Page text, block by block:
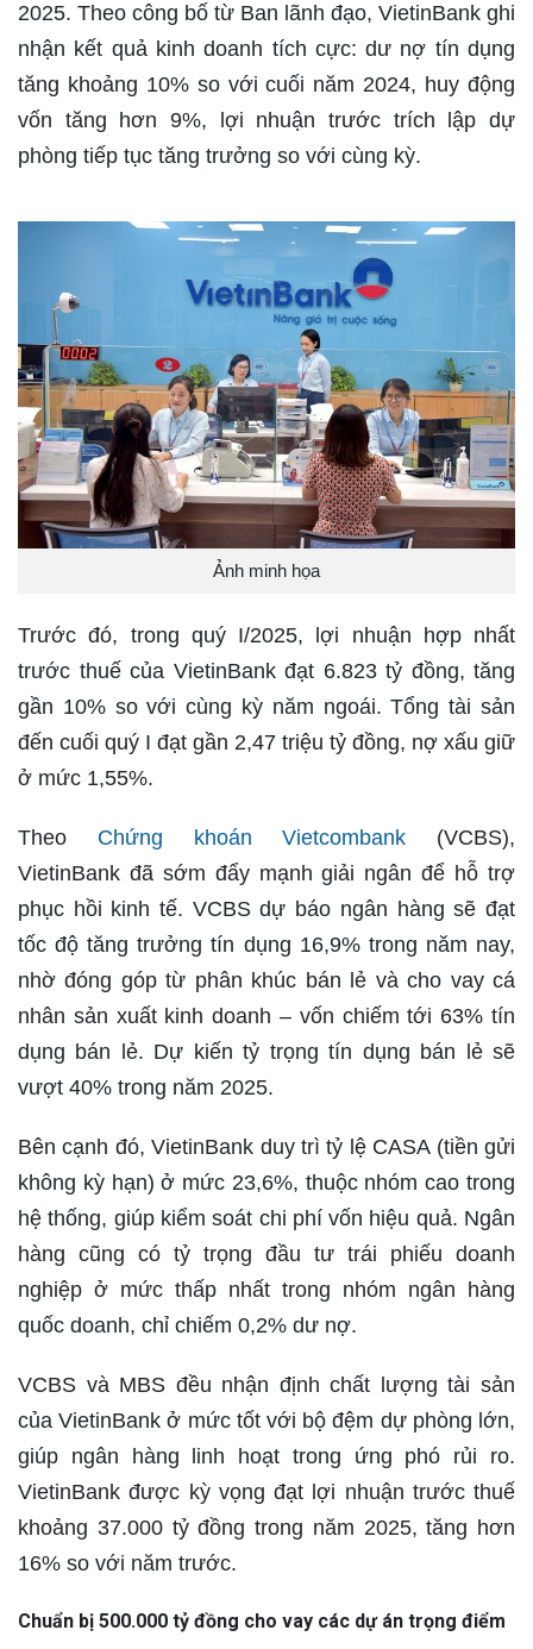
2025. Theo công bố từ Ban lãnh đạo, VietinBank ghi
nhận kết quả kinh doanh tích cực: dư nợ tín dụng
tăng khoảng 10% so với cuối năm 2024, huy động
vốn tăng hơn 9%, lợi nhuận trước trích lập dự
phòng tiếp tục tăng trưởng so với cùng kỳ.
Ảnh minh họa
Trước đó, trong quý I/2025, lợi nhuận hợp nhất
trước thuế của VietinBank đạt 6.823 tỷ đồng, tăng
gần 10% so với cùng kỳ năm ngoái. Tổng tài sản
đến cuối quý I đạt gần 2,47 triệu tỷ đồng, nợ xấu giữ
ở mức 1,55%.
Theo Chứng khoán Vietcombank (VCBS),
VietinBank đã sớm đẩy mạnh giải ngân để hỗ trợ
phục hồi kinh tế. VCBS dự báo ngân hàng sẽ đạt
tốc độ tăng trưởng tín dụng 16,9% trong năm nay,
nhờ đóng góp từ phân khúc bán lẻ và cho vay cá
nhân sản xuất kinh doanh – vốn chiếm tới 63% tín
dụng bán lẻ. Dự kiến tỷ trọng tín dụng bán lẻ sẽ
vượt 40% trong năm 2025.
Bên cạnh đó, VietinBank duy trì tỷ lệ CASA (tiền gửi
không kỳ hạn) ở mức 23,6%, thuộc nhóm cao trong
hệ thống, giúp kiểm soát chi phí vốn hiệu quả. Ngân
hàng cũng có tỷ trọng đầu tư trái phiếu doanh
nghiệp ở mức thấp nhất trong nhóm ngân hàng
quốc doanh, chỉ chiếm 0,2% dư nợ.
VCBS và MBS đều nhận định chất lượng tài sản
của VietinBank ở mức tốt với bộ đệm dự phòng lớn,
giúp ngân hàng linh hoạt trong ứng phó rủi ro.
VietinBank được kỳ vọng đạt lợi nhuận trước thuế
khoảng 37.000 tỷ đồng trong năm 2025, tăng hơn
16% so với năm trước.
Chuẩn bị 500.000 tỷ đồng cho vay các dự án trọng điểm